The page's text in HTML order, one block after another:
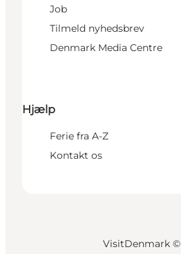
Job
Tilmeld nyhedsbrev
Denmark Media Centre
Hjælp
Ferie fra A-Z
Kontakt os
VisitDenmark ©